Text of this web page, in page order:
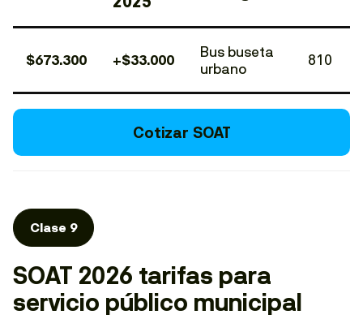
$673.300 +$33.000
Bus buseta
urbano
810
Cotizar SOAT
Clase 9
SOAT 2026 tarifas para
servicio público municipal